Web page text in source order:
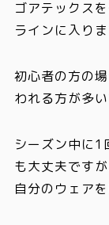
ゴアテックス
ラインに入りま
初心者の方の
われる方が多い
シーズン中に1
も大丈夫です
自分のウェア